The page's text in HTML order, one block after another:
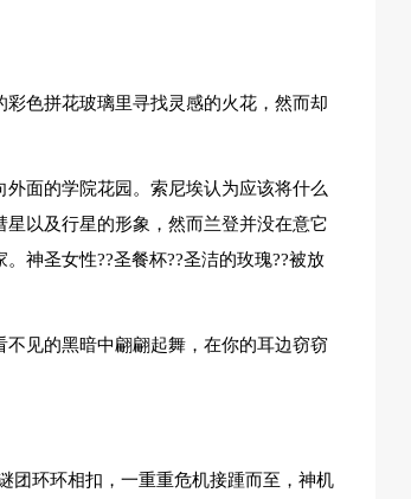
色拼花玻璃里寻找灵感的火花，然而却
面的学院花园。索尼埃认为应该将什么
以及行星的形象，然而兰登并没在意它
神圣女性??圣餐杯??圣洁的玫瑰??被放
见的黑暗中翩翩起舞，在你的耳边窃窃
团环环相扣，一重重危机接踵而至，神机